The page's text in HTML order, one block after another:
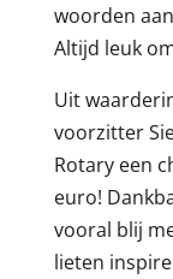
woorden
Altijd leuk
Uit
voorzitter
Rotary een
euro!
vooral blij
lieten